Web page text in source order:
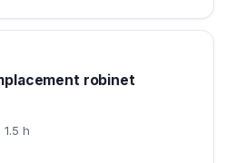
robinet
1.5 h